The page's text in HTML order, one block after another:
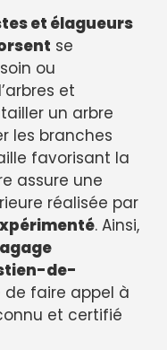
et élagueurs
se
ou
et
un arbre
les branches
favorisant la
assure une
réalisée par
. Ainsi,
de-
de faire appel à
et certifié